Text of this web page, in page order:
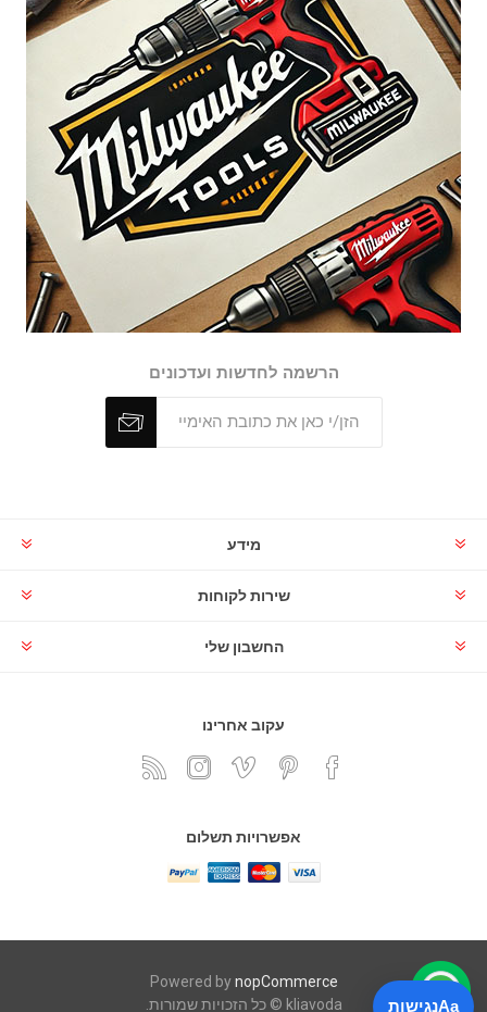
הרשמה לחדשות ועדכונים
מידע
שירות לקוחות
החשבון שלי
עקוב אחרינו
אפשרויות תשלום
Powered bynopCommerce
kliavoda © כל הזכויות שמורות.
Aaנגישות